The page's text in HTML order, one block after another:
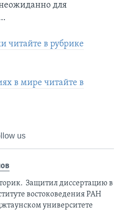
для
читайте в рубрике
в мире читайте в
us
Защитил диссертацию в
востоковедения РАН
университете